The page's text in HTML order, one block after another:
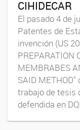
CIHIDECAR
El pasado 4 de
Patentes de
invención (US
PREPARATION
MEMBRABES
SAID
trabajo de tesis
defendida en